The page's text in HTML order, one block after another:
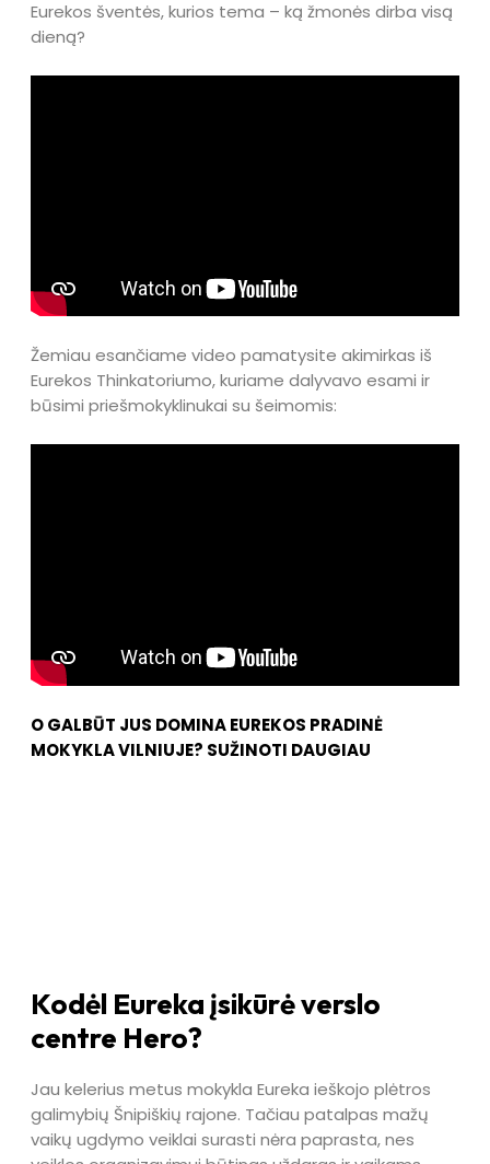
Eurekos šventės, kurios tema – ką žmonės dirba visą
dieną?
Žemiau esančiame video pamatysite akimirkas iš
Eurekos Thinkatoriumo, kuriame dalyvavo esami ir
būsimi priešmokyklinukai su šeimomis:
O GALBŪT JUS DOMINA EUREKOS PRADINĖ
MOKYKLA VILNIUJE? SUŽINOTI DAUGIAU
Kodėl Eureka įsikūrė verslo
centre Hero?
Jau kelerius metus mokykla Eureka ieškojo plėtros
galimybių Šnipiškių rajone. Tačiau patalpas mažų
vaikų ugdymo veiklai surasti nėra paprasta, nes